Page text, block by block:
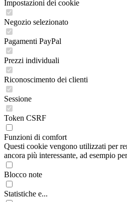
Impostazioni dei cookie
Negozio selezionato
Pagamenti PayPal
Prezzi individuali
Riconoscimento dei clienti
Sessione
Token CSRF
Funzioni di comfort
Questi cookie vengono utilizzati per
ancora più interessante, ad esempio
Blocco note
Statistiche e...